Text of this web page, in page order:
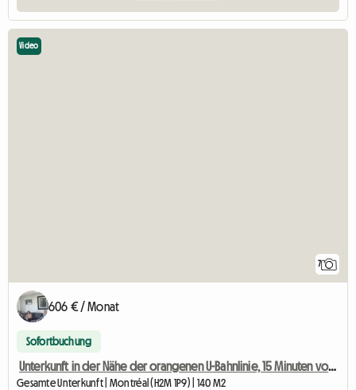
7
Video
606 € / Monat
Sofortbuchung
Unterkunft in der Nähe der orangenen U-Bahnlinie, 15 Minuten vom Stadtzentrum entfernt.
Gesamte Unterkunft | Montréal (H2M 1P9) | 140 M2